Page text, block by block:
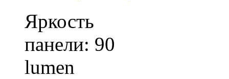
Яркость
панели: 90
lumen